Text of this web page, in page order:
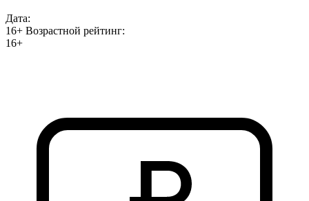
Дата:
16+ Возрастной рейтинг:
16+